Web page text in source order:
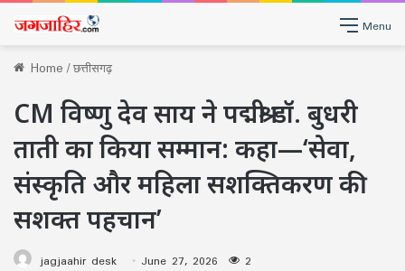
Menu
Home/छत्तीसगढ़
CM विष्णु देव साय ने पद्मश्री डॉ. बुधरी
ताती का किया सम्मान: कहा—‘सेवा,
संस्कृति और महिला सशक्तिकरण की
सशक्त पहचान’
jagjaahir desk June 27, 2026 2